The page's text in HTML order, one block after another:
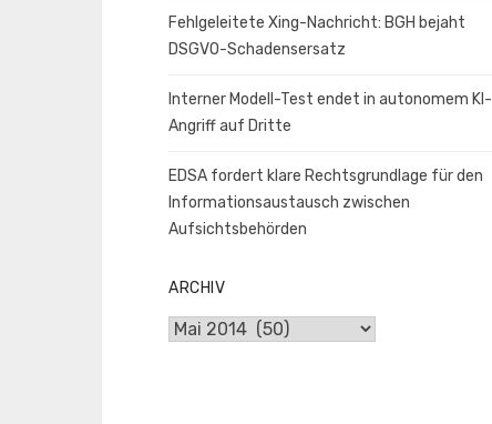
Fehlgeleitete Xing-Nachricht: BGH bejaht
DSGVO-Schadensersatz
Interner Modell-Test endet in autonomem KI-
Angriff auf Dritte
EDSA fordert klare Rechtsgrundlage für den
Informationsaustausch zwischen
Aufsichtsbehörden
ARCHIV
Archiv